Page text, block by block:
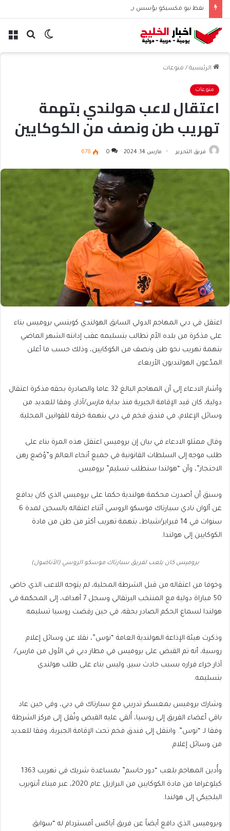
نفط نيو مكسيكو يؤسس صندوق 75 مليار دولار ويشعل جدل الإنفاق
بحث الوضع
الرئيسية / منوعات
منوعات
اعتقال لاعب هولندي بتهمة
تهريب طن ونصف من الكوكايين
فريق التحرير مارس 14, 2024 0
678
اعتقل في دبي المهاجم الدولي السابق الهولندي كوينسي بروميس بناء
على مذكرة من بلده الأم تطالب بتسليمه عقب إدانته الشهر الماضي
بتهمة تهريب نحو طن ونصف من الكوكايين، وذلك حسب ما أعلن
المدّعون الهولنديون الأربعاء.
وأشار الادعاء إلى أن المهاجم البالغ 32 عاما والصادرة بحقه مذكرة اعتقال
دولية، كان قيد الإقامة الجبرية منذ بداية مارس/آذار، وفقا للعديد من
وسائل الإعلام، في فندق فخم في دبي بتهمة خرقه للقوانين المحلية.
وقال ممثلو الادعاء في بيان إن بروميس اعتقل هذه المرة بناء على
طلب موجه إلى السلطات القانونية في جميع أنحاء العالم و”وُضع رهن
الاحتجاز”، وأن “هولندا ستطلب تسليم” بروميس.
وسبق أن أصدرت محكمة هولندية حكما على بروميس الذي كان يدافع
عن ألوان نادي سبارتاك موسكو الروسي أثناء اعتقاله بالسجن لمدة 6
سنوات في 14 فبراير/شباط، بتهمة تهريب أكثر من طن من مادة
الكوكايين إلى هولندا.
بروميس كان يلعب لفريق سبارتاك موسكو الروسي (الأناضول)
وخوفا من اعتقاله من قبل الشرطة المحلية، لم يتوجه اللاعب الذي خاض
50 مباراة دولية مع المنتخب البرتقالي وسجل 7 أهداف، إلى المحكمة في
هولندا لسماع الحكم الصادر بحقه، في حين رفضت روسيا تسليمه.
وذكرت هيئة الإذاعة الهولندية العامة “نوس”، نقلا عن وسائل إعلام
روسية، أنه تم القبض على بروميس في مطار دبي في الأول من مارس/
آذار جراء فراره بسبب حادث سير، وليس بناء على طلب هولندي
بتسليمه.
وشارك بروميس بمعسكر تدريبي مع سبارتاك في دبي، وفي حين عاد
باقي أعضاء الفريق إلى روسيا، أُلقي عليه القبض ونُقل إلى مركز الشرطة
وفقا لـ “نوس”. وانتقل إلى فندق فخم تحت الإقامة الجبرية، وفقا للعديد
من وسائل إعلام.
وأُدين المهاجم بلعب “دور حاسم” بمساعدة شريك في تهريب 1363
كيلوغراما من مادة الكوكايين من البرازيل عام 2020، عبر ميناء أنتويرب
البلجيكي إلى هولندا.
وبروميس الذي دافع أيضاً عن فريق أياكس أمستردام له “سوابق